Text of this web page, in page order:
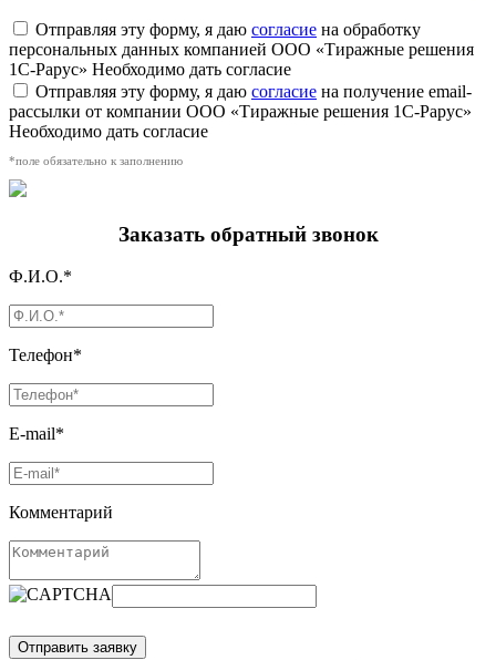
Отправляя эту форму, я даю согласие на обработку
персональных данных компанией ООО «Тиражные решения
1С-Рарус» Необходимо дать согласие
Отправляя эту форму, я даю согласие на получение email-
рассылки от компании ООО «Тиражные решения 1С-Рарус»
Необходимо дать согласие
*поле обязательно к заполнению
Заказать обратный звонок
Ф.И.О.*
Телефон*
E-mail*
Комментарий